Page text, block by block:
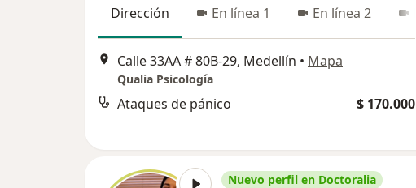
Dirección En línea 1 En línea 2
Calle 33AA # 80B-29, Medellín • Mapa
Qualia Psicología
Ataques de pánico $ 170.000
Nuevo perfil en Doctoralia